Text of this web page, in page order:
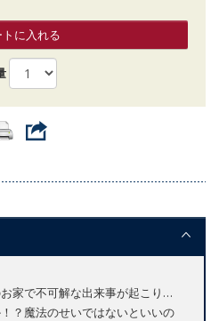
トに入れる
家で不可解な出来事が起こり…
？魔法のせいではないといいの